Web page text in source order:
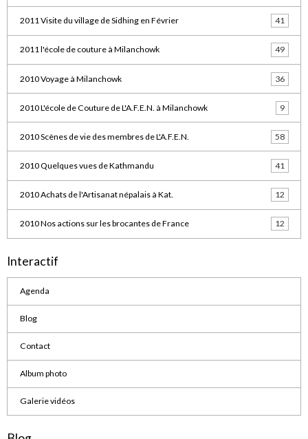
2011 Visite du village de Sidhing en Février 41
2011 l'école de couture à Milanchowk 49
2010 Voyage à Milanchowk 36
2010 L'école de Couture de L'A.F.E.N. à Milanchowk 9
2010 Scènes de vie des membres de L'A.F.E.N. 58
2010 Quelques vues de Kathmandu 41
2010 Achats de l'Artisanat népalais à Kat. 12
2010 Nos actions sur les brocantes de France 12
Interactif
Agenda
Blog
Contact
Album photo
Galerie vidéos